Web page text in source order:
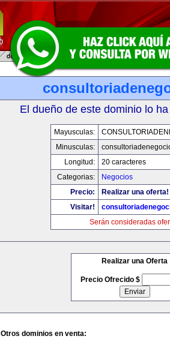
El dueño de este dominio lo
Mayusculas:
Minusculas:
Longitud:
20 caracteres
Categorias:
Negocios
Precio:
Realizar una oferta!
Visitar!
Serán consideradas
Realizar una Oferta
Precio Ofrecido $
Otros dominios en venta: